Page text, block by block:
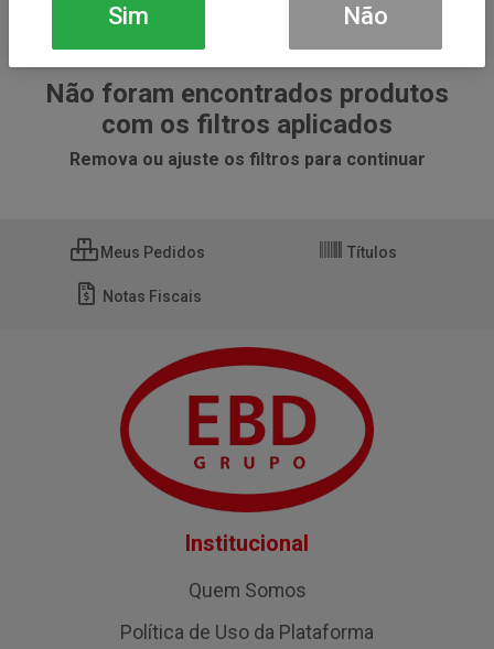
Não foram encontrados produtos
com os filtros aplicados
Remova ou ajuste os filtros para continuar
Meus Pedidos Títulos
Notas Fiscais
Institucional
Quem Somos
Política de Uso da Plataforma
Sim Não